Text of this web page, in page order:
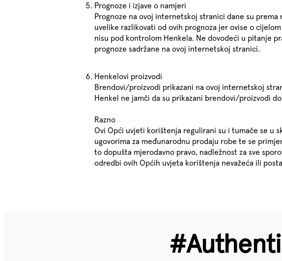
Prognoze i izjave o namjeri
Prognoze na ovoj internetskoj stranici dane su
uvelike razlikovati od ovih prognoza jer ovise o
nisu pod kontrolom Henkela. Ne dovodeći u pitanje
prognoze sadržane na ovoj internetskoj stranici.
Henkelovi proizvodi
Brendovi/proizvodi prikazani na ovoj internetskoj
Henkel ne jamči da su prikazani brendovi/proizvodi
Razno
Ovi Opći uvjeti korištenja regulirani su i tumače se u
ugovorima za međunarodnu prodaju robe te se
to dopušta mjerodavno pravo, nadležnost za sve
odredbi ovih Općih uvjeta korištenja nevažeća ili